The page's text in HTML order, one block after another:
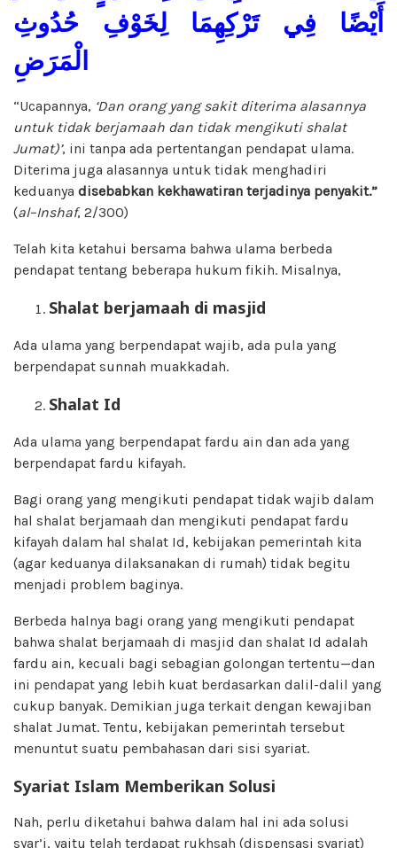
أَيْضًا فِي تَرْكِهِمَا لِخَوْفِ حُدُوثِ
الْمَرَضِ
“Ucapannya, ‘Dan orang yang sakit diterima alasannya
untuk tidak berjamaah dan tidak mengikuti shalat
Jumat)’, ini tanpa ada pertentangan pendapat ulama.
Diterima juga alasannya untuk tidak menghadiri
keduanya disebabkan kekhawatiran terjadinya penyakit.”
(al–Inshaf, 2/300)
Telah kita ketahui bersama bahwa ulama berbeda
pendapat tentang beberapa hukum fikih. Misalnya,
Shalat berjamaah di masjid
Ada ulama yang berpendapat wajib, ada pula yang
berpendapat sunnah muakkadah.
Shalat Id
Ada ulama yang berpendapat fardu ain dan ada yang
berpendapat fardu kifayah.
Bagi orang yang mengikuti pendapat tidak wajib dalam
hal shalat berjamaah dan mengikuti pendapat fardu
kifayah dalam hal shalat Id, kebijakan pemerintah kita
(agar keduanya dilaksanakan di rumah) tidak begitu
menjadi problem baginya.
Berbeda halnya bagi orang yang mengikuti pendapat
bahwa shalat berjamaah di masjid dan shalat Id adalah
fardu ain, kecuali bagi sebagian golongan tertentu—dan
ini pendapat yang lebih kuat berdasarkan dalil-dalil yang
cukup banyak. Demikian juga terkait dengan kewajiban
shalat Jumat. Tentu, kebijakan pemerintah tersebut
menuntut suatu pembahasan dari sisi syariat.
Syariat Islam Memberikan Solusi
Nah, perlu diketahui bahwa dalam hal ini ada solusi
syar’i, yaitu telah terdapat rukhsah (dispensasi syariat)